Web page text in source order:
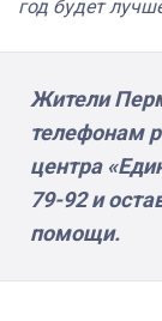
год будет
Жители
телефонам
центра
79-92 и
помощи.